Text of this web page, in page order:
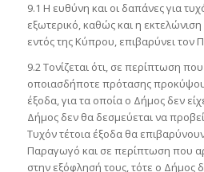
9.1 Η ευθύνη και οι δαπάνες για
εξωτερικό, καθώς και η
εντός της Κύπρου, επιβαρύνει τον
9.2 Τονίζεται ότι, σε περίπτωση
οποιασδήποτε πρότασης
έξοδα, για τα οποία ο Δήμος δεν
Δήμος δεν θα δεσμεύεται να
Τυχόν τέτοια έξοδα θα
Παραγωγό και σε περίπτωση που
στην εξόφλησή τους, τότε ο Δήμος